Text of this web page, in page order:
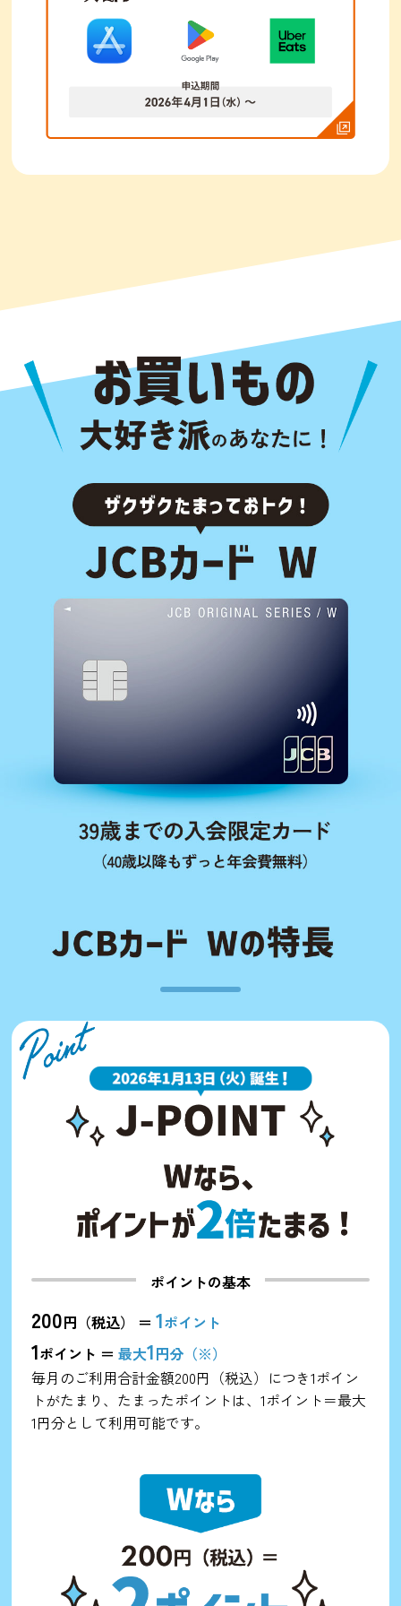
ポイントの基本
200円（税込） ＝ 1ポイント
1ポイント ＝ 最大1円分（※）
毎月のご利用合計金額200円（税込）につき1ポイン
トがたまり、たまったポイントは、1ポイント＝最大
1円分として利用可能です。